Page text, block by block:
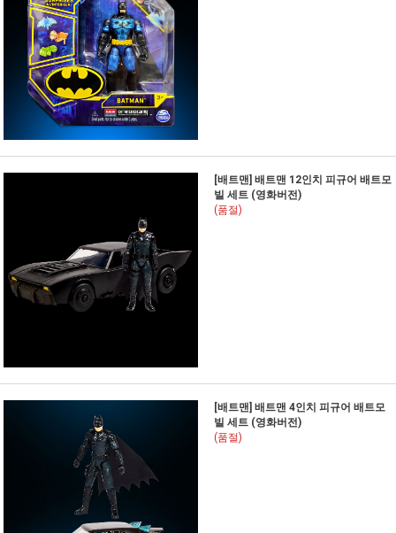
[배트맨] 배트맨 12인치 피규어 배트모
빌 세트 (영화버전)
(품절)
[배트맨] 배트맨 4인치 피규어 배트모
빌 세트 (영화버전)
(품절)